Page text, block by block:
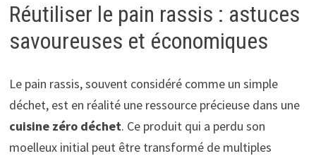
Réutiliser le pain rassis : astuces
savoureuses et économiques
Le pain rassis, souvent considéré comme un simple
déchet, est en réalité une ressource précieuse dans une
cuisine zéro déchet. Ce produit qui a perdu son
moelleux initial peut être transformé de multiples